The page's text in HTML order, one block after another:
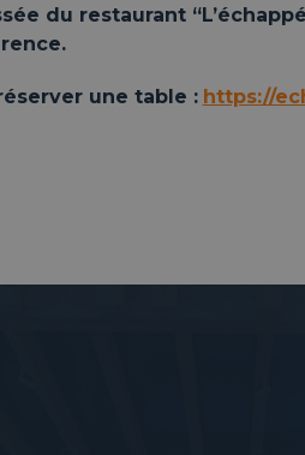
du restaurant
une table : https://